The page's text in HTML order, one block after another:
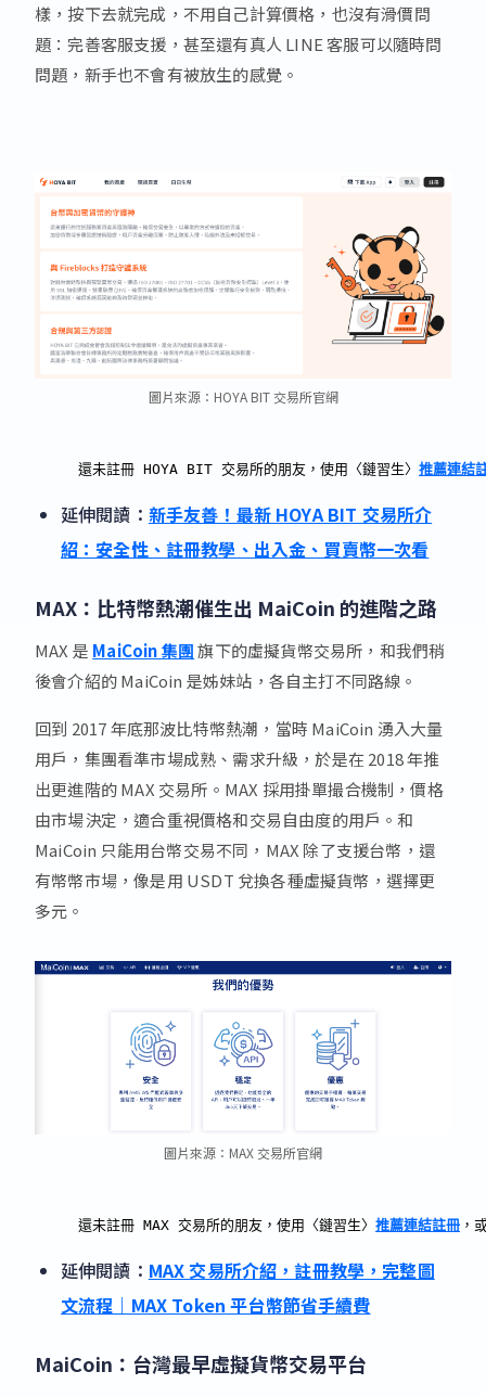
樣，按下去就完成，不用自己計算價格，也沒有滑價問
題：完善客服支援，甚至還有真人 LINE 客服可以隨時問
問題，新手也不會有被放生的感覺。
圖片來源：HOYA BIT 交易所官網
還未註冊 HOYA BIT 交易所的朋友，使用〈鏈習生〉 推薦連結
延伸閱讀： 新手友善！最新 HOYA BIT 交易所介
紹：安全性、註冊教學、出入金、買賣幣一次看
MAX：比特幣熱潮催生出 MaiCoin 的進階之路
MAX 是 MaiCoin 集團旗下的虛擬貨幣交易所，和我們稍
後會介紹的 MaiCoin 是姊妹站，各自主打不同路線。
回到 2017 年底那波比特幣熱潮，當時 MaiCoin 湧入大量
用戶，集團看準市場成熟、需求升級，於是在 2018 年推
出更進階的 MAX 交易所。MAX 採用掛單撮合機制，價格
由市場決定，適合重視價格和交易自由度的用戶。和
MaiCoin 只能用台幣交易不同，MAX 除了支援台幣，還
有幣幣市場，像是用 USDT 兌換各種虛擬貨幣，選擇更
多元。
圖片來源：MAX 交易所官網
還未註冊 MAX 交易所的朋友，使用〈鏈習生〉 推薦連結註冊 ，
延伸閱讀： MAX 交易所介紹，註冊教學，完整圖
文流程｜MAX Token 平台幣節省手續費
MaiCoin：台灣最早虛擬貨幣交易平台